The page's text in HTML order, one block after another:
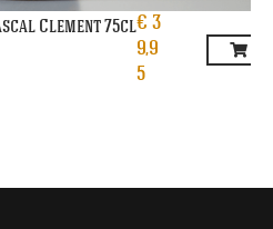
Clement 75cl€ 3
9,9
5